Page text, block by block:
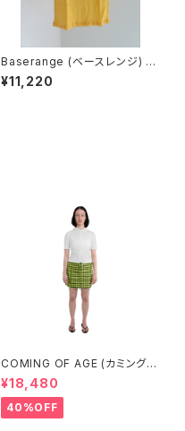
Baserange (ベースレンジ) U
NSEEN TANK (MORUS BEIG
E)
¥11,220
COMING OF AGE (カミングオ
ブエイジ) DRAWSTRING MIN
I SKIRT (GINGHAM LIME/BL
ACK）
¥18,480
40%OFF